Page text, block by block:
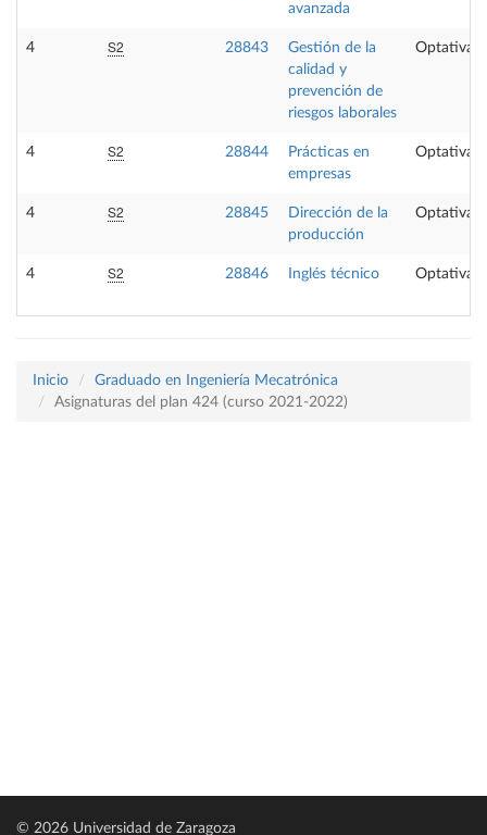
avanzada
4 S2 28843
Gestión de la
calidad y
prevención de
riesgos laborales
Optativa
4 S2 28844
Prácticas en
empresas
Optativa
4 S2 28845
Dirección de la
producción
Optativa
4 S2 28846 Inglés técnico Optativa
Inicio
Graduado en Ingeniería Mecatrónica
Asignaturas del plan 424 (curso 2021-2022)
© 2026 Universidad de Zaragoza